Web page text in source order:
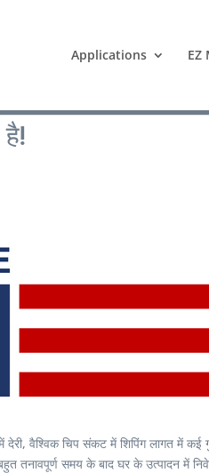
Applications EZ
वैश्विक चिप संकट में शिपिंग लागत में कई
तनावपूर्ण समय के बाद घर के उत्पादन में